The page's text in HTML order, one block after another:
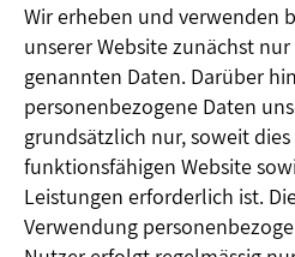
Wir erheben und verwenden
unserer Website zunächst
genannten Daten. Darüber
personenbezogene Daten
grundsätzlich nur, soweit
funktionsfähigen Website
Leistungen erforderlich ist.
Verwendung